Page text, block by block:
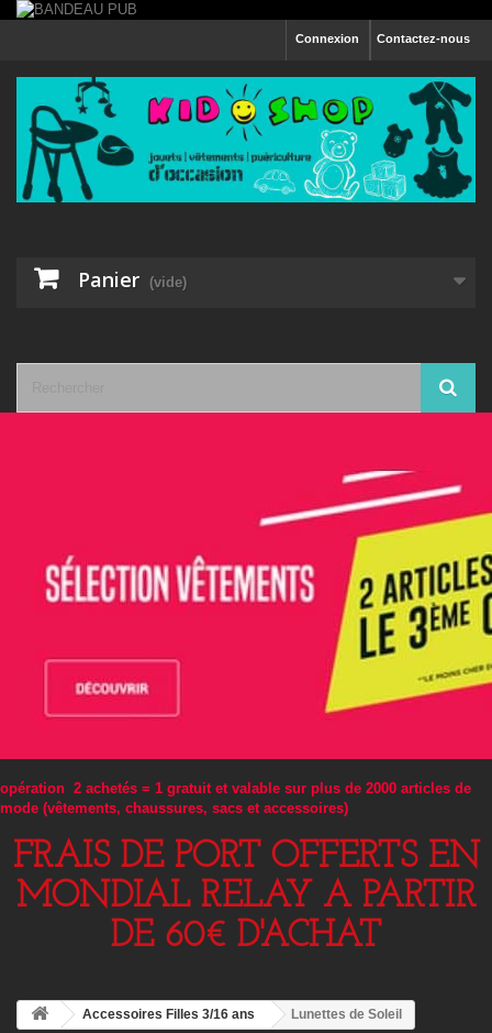
Contactez-nous
Connexion
Panier (vide)
opération 2 achetés = 1 gratuit et valable sur plus de 2000 articles de
mode (vêtements, chaussures, sacs et accessoires)
FRAIS DE PORT OFFERTS EN
MONDIAL RELAY A PARTIR
DE 60€ D'ACHAT
Accessoires Filles 3/16 ans Lunettes de Soleil